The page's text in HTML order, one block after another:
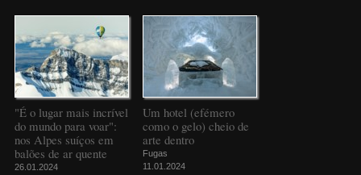
"É o lugar mais incrível
do mundo para voar":
nos Alpes suíços em
balões de ar quente
26.01.2024
Um hotel (efémero
como o gelo) cheio de
arte dentro
Fugas
11.01.2024